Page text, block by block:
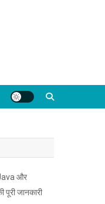
और
जानकारी